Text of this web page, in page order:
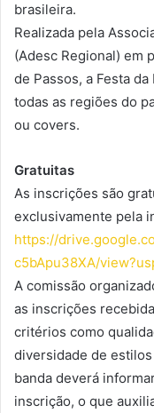
brasileira.
Realizada pela
(Adesc Regional) em
de Passos, a Festa
todas as regiões do
ou covers.
Gratuitas
As inscrições são
exclusivamente pela
https://
c5bApu38XA/
A comissão
as inscrições
critérios como
diversidade de
banda deverá
inscrição, o que